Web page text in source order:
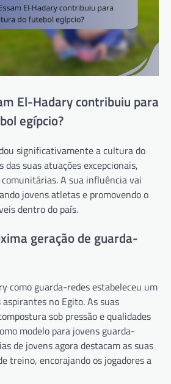
El-Hadary contribuiu para
egípcio?
significativamente a cultura do
suas atuações excepcionais,
A sua influência vai
jovens atletas e promovendo o
dentro do país.
geração de guarda-
como guarda-redes estabeleceu um
no Egito. As suas
sob pressão e qualidades
modelo para jovens guarda-
de jovens agora destacam as suas
treino, encorajando os jogadores a